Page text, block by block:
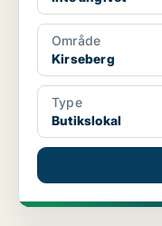
Område
Kirseberg
Type
Butikslokal